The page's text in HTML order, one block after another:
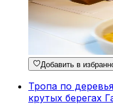
Добавить в
Тропа по
крутых берегах